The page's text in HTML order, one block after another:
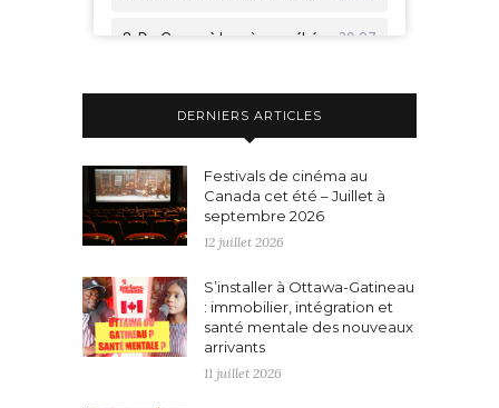
DERNIERS ARTICLES
Festivals de cinéma au
Canada cet été – Juillet à
septembre 2026
12 juillet 2026
S’installer à Ottawa-Gatineau
: immobilier, intégration et
santé mentale des nouveaux
arrivants
11 juillet 2026